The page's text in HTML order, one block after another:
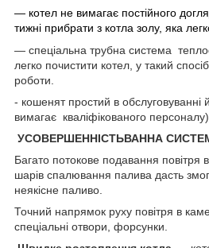
— котел не вимагає постійного
тижні прибрати з котла золу, яка
— спеціальна трубна система
легко почистити котел, у такий
роботи
- кошенят простий в обслуговуванні
вимагає кваліфікованого персоналу).
УСОВЕРШЕННІСТЬВАННА
Багато потокове подавання
шарів спалювання палива дасть
неякісне паливо.
Точний напрямок руху повітря в
спеціальні отвори, форсунки.